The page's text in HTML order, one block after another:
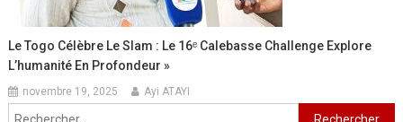
Le Togo Célèbre Le Slam : Le 16ᵉ Calebasse Challenge Explore
L’humanité En Profondeur »
novembre 19, 2025 Ayi ATAYI
Rechercher :